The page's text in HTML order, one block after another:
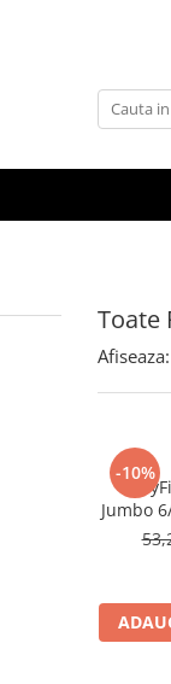
Toate
Afiseaza:
-10%
Jumbo